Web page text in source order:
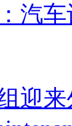
汽
迎